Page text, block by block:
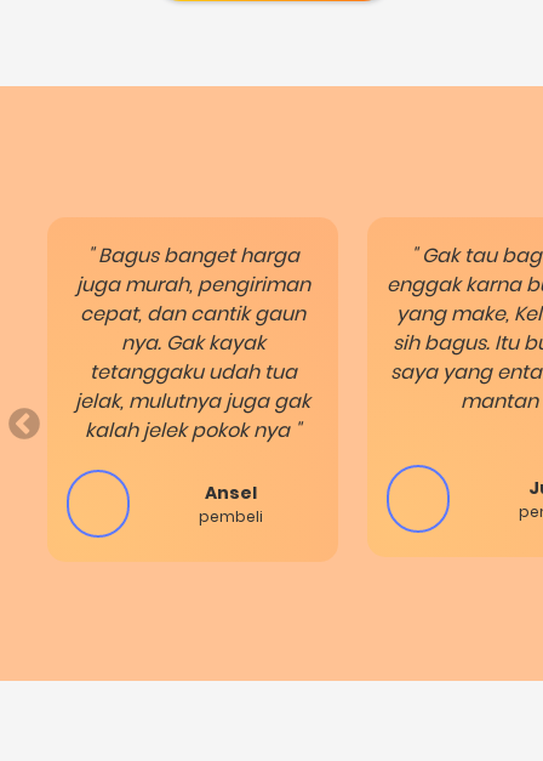
" Bagus banget harga
juga murah, pengiriman
cepat, dan cantik gaun
nya. Gak kayak
tetanggaku udah tua
jelak, mulutnya juga gak
kalah jelek pokok nya "
Ansel
pembeli
" Gak tau
enggak karna
yang make,
sih bagus. Itu
saya yang
mantan